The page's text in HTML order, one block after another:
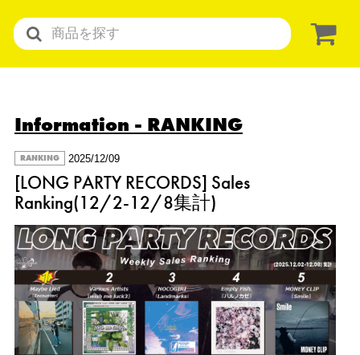
Information - RANKING
RANKING 2025/12/09
[LONG PARTY RECORDS] Sales
Ranking(12/2-12/8集計)